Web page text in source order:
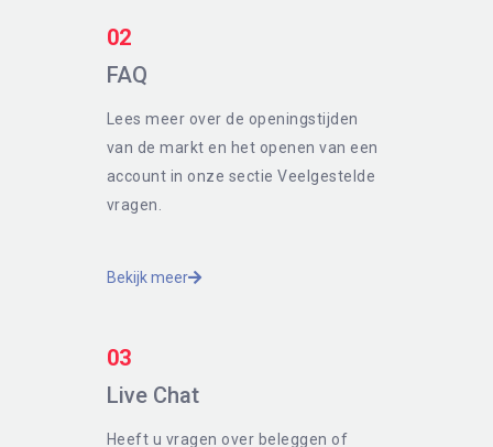
02
FAQ
Lees meer over de openingstijden
van de markt en het openen van een
account in onze sectie Veelgestelde
vragen.
Bekijk meer
03
Live Chat
Heeft u vragen over beleggen of